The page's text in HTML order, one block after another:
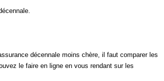
décennale moins chère, il faut comparer les
le faire en ligne en vous rendant sur les